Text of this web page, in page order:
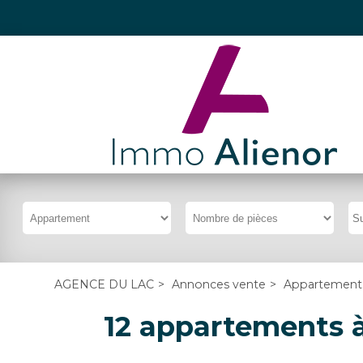
AGENCE DU LAC > Annonces vente > Appartement
12 appartements